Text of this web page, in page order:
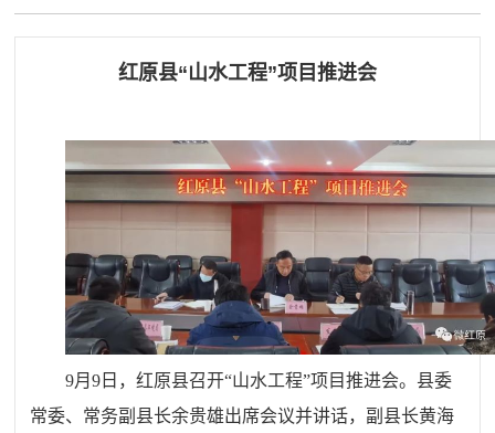
红原县“山水工程”项目推进会
9月9日，红原县召开“山水工程”项目推进会。县委
常委、常务副县长余贵雄出席会议并讲话，副县长黄海